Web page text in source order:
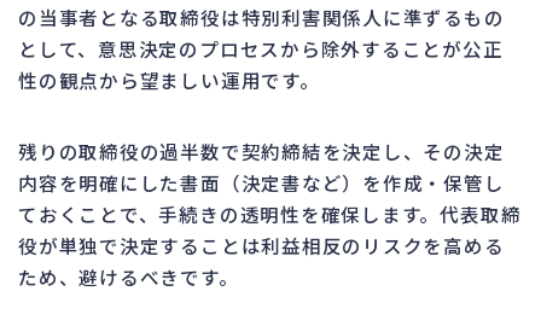
の当事者となる取締役は特別利害関係人に準ずるもの
として、意思決定のプロセスから除外することが公正
性の観点から望ましい運用です。
残りの取締役の過半数で契約締結を決定し、その決定
内容を明確にした書面（決定書など）を作成・保管し
ておくことで、手続きの透明性を確保します。代表取締
役が単独で決定することは利益相反のリスクを高める
ため、避けるべきです。